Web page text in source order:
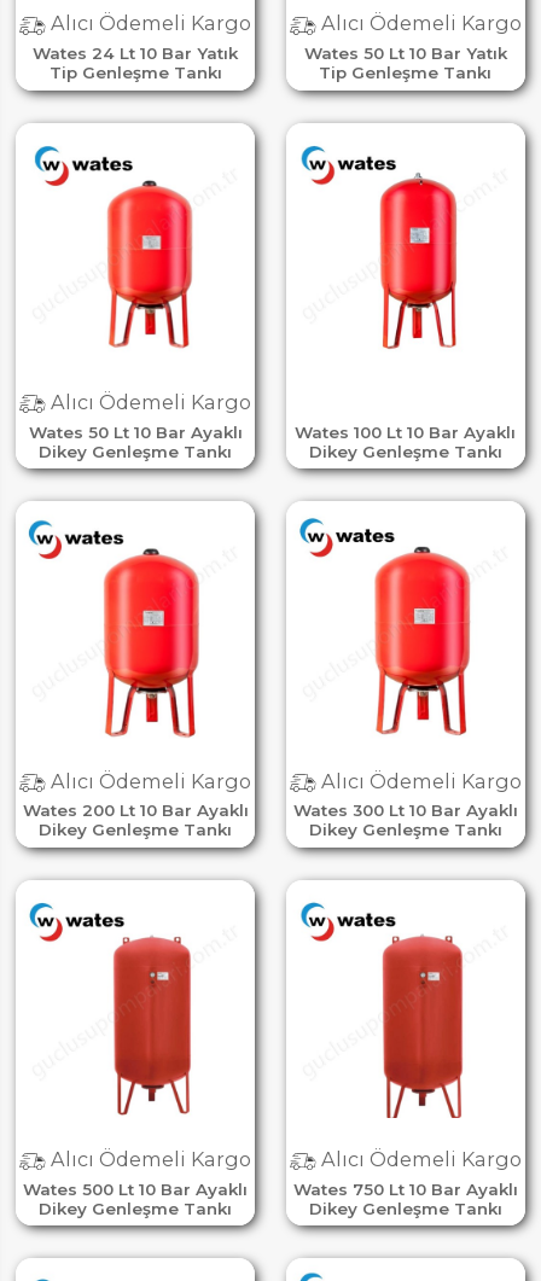
Wates 24 Lt 10 Bar Yatık
Tip Genleşme Tankı
Alıcı Ödemeli Kargo
Wates 50 Lt 10 Bar Yatık
Tip Genleşme Tankı
Alıcı Ödemeli Kargo
Wates 50 Lt 10 Bar Ayaklı
Dikey Genleşme Tankı
Alıcı Ödemeli Kargo
Wates 100 Lt 10 Bar Ayaklı
Dikey Genleşme Tankı
Wates 200 Lt 10 Bar Ayaklı
Dikey Genleşme Tankı
Alıcı Ödemeli Kargo
Wates 300 Lt 10 Bar Ayaklı
Dikey Genleşme Tankı
Alıcı Ödemeli Kargo
Wates 500 Lt 10 Bar Ayaklı
Dikey Genleşme Tankı
Alıcı Ödemeli Kargo
Wates 750 Lt 10 Bar Ayaklı
Dikey Genleşme Tankı
Alıcı Ödemeli Kargo